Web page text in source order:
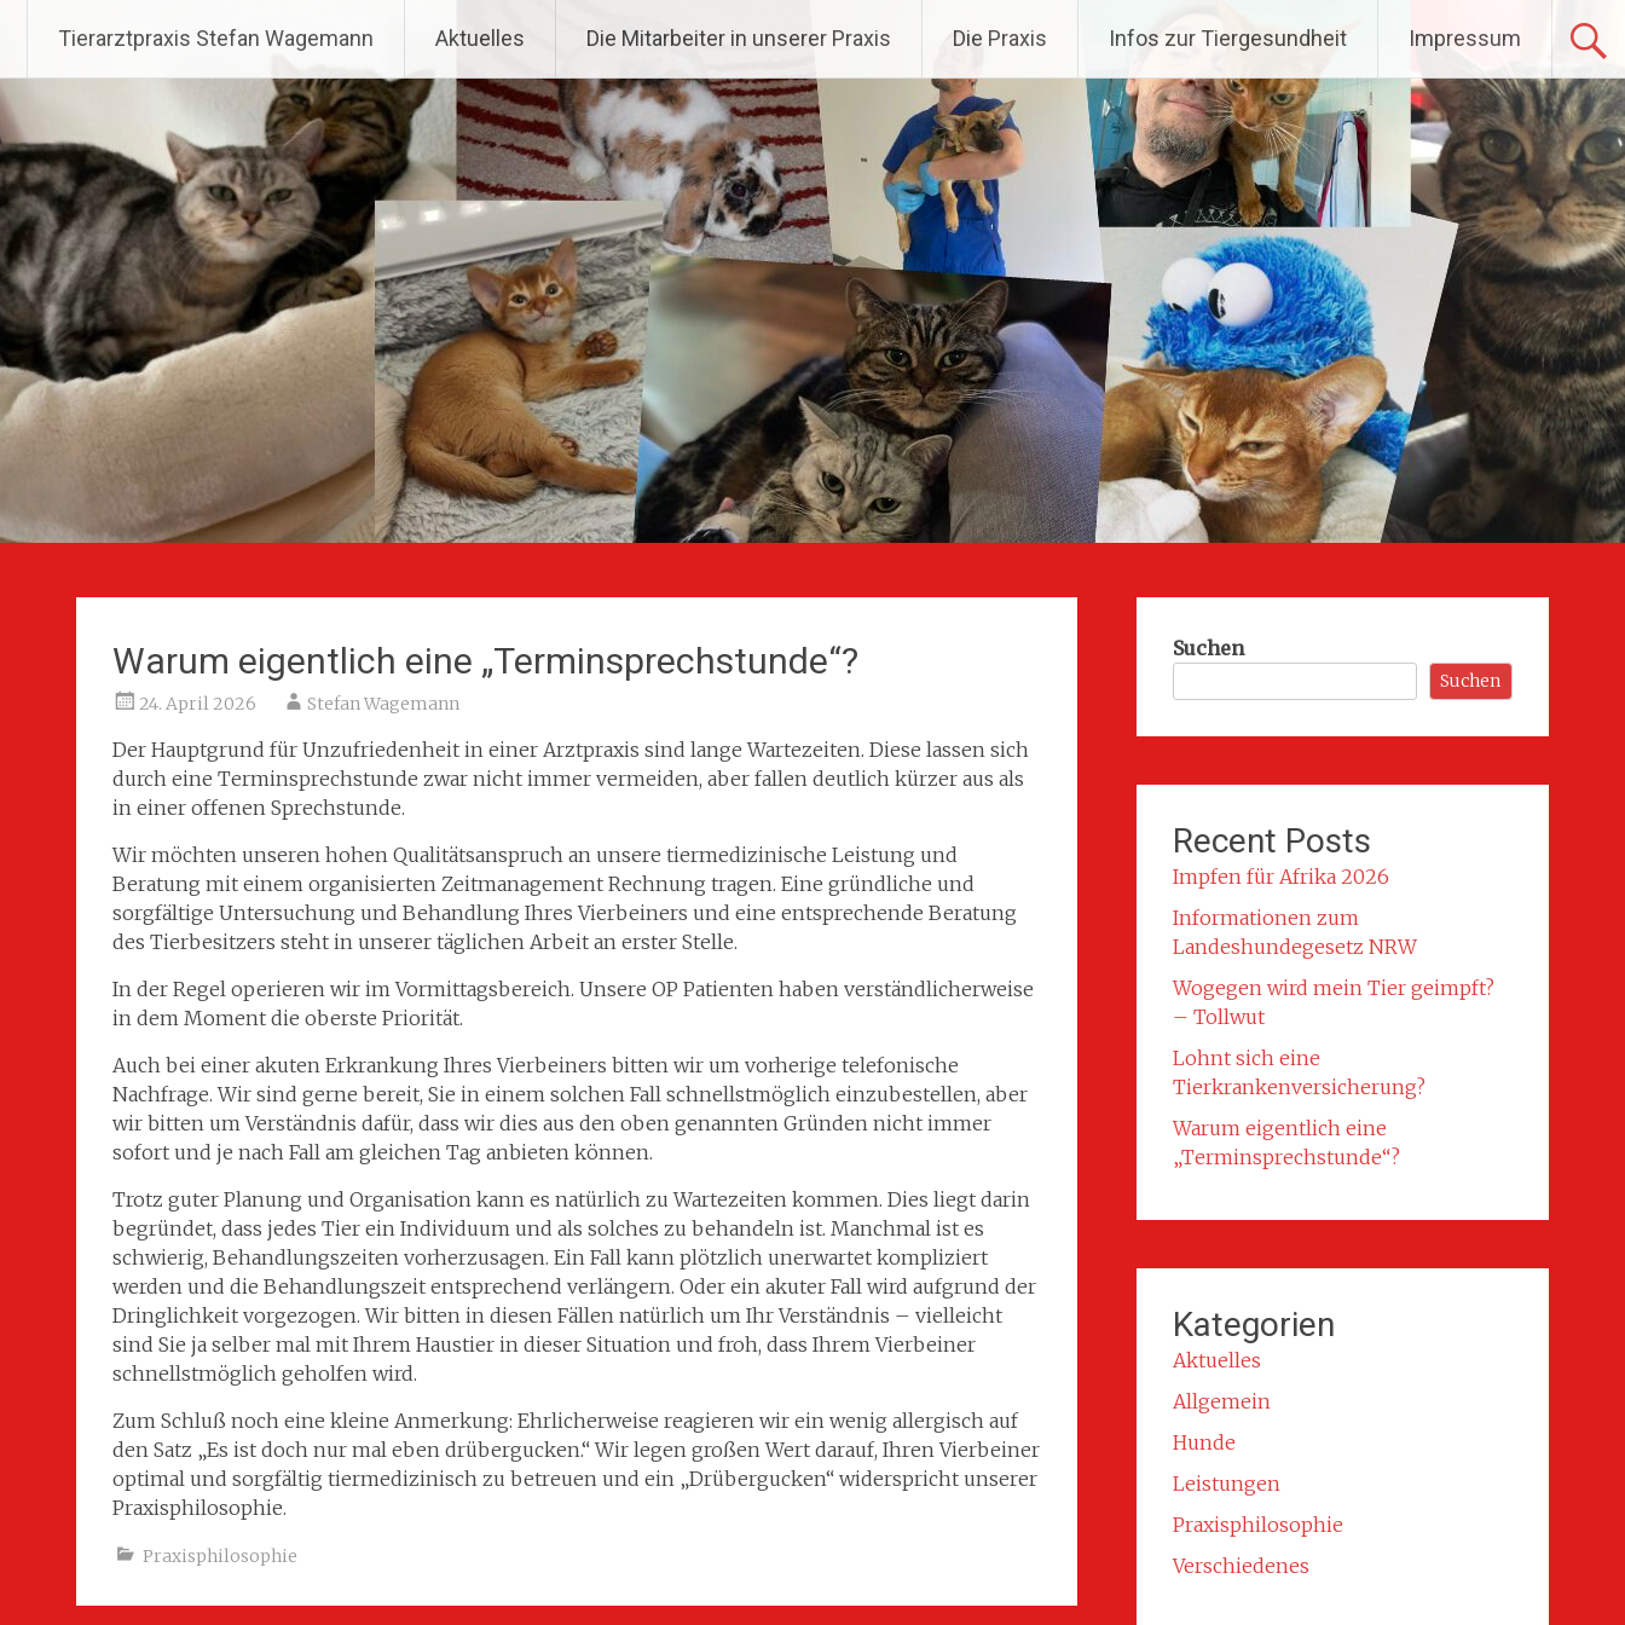
springen
Tierarztpraxis Stefan Wagemann
Tierarztpraxis Stefan Wagemann Aktuelles Die Mitarbeiter in unserer Praxis Die Praxis Infos zur Tiergesundheit Impressum
Warum eigentlich eine „Terminsprechstunde“?
24. April 2026 Stefan Wagemann
Der Hauptgrund für Unzufriedenheit in einer Arztpraxis sind lange Wartezeiten. Diese lassen sich
durch eine Terminsprechstunde zwar nicht immer vermeiden, aber fallen deutlich kürzer aus als
in einer offenen Sprechstunde.
Wir möchten unseren hohen Qualitätsanspruch an unsere tiermedizinische Leistung und
Beratung mit einem organisierten Zeitmanagement Rechnung tragen. Eine gründliche und
sorgfältige Untersuchung und Behandlung Ihres Vierbeiners und eine entsprechende Beratung
des Tierbesitzers steht in unserer täglichen Arbeit an erster Stelle.
In der Regel operieren wir im Vormittagsbereich. Unsere OP Patienten haben verständlicherweise
in dem Moment die oberste Priorität.
Auch bei einer akuten Erkrankung Ihres Vierbeiners bitten wir um vorherige telefonische
Nachfrage. Wir sind gerne bereit, Sie in einem solchen Fall schnellstmöglich einzubestellen, aber
wir bitten um Verständnis dafür, dass wir dies aus den oben genannten Gründen nicht immer
sofort und je nach Fall am gleichen Tag anbieten können.
Trotz guter Planung und Organisation kann es natürlich zu Wartezeiten kommen. Dies liegt darin
begründet, dass jedes Tier ein Individuum und als solches zu behandeln ist. Manchmal ist es
schwierig, Behandlungszeiten vorherzusagen. Ein Fall kann plötzlich unerwartet kompliziert
werden und die Behandlungszeit entsprechend verlängern. Oder ein akuter Fall wird aufgrund der
Dringlichkeit vorgezogen. Wir bitten in diesen Fällen natürlich um Ihr Verständnis – vielleicht
sind Sie ja selber mal mit Ihrem Haustier in dieser Situation und froh, dass Ihrem Vierbeiner
schnellstmöglich geholfen wird.
Zum Schluß noch eine kleine Anmerkung: Ehrlicherweise reagieren wir ein wenig allergisch auf
den Satz „Es ist doch nur mal eben drübergucken.“ Wir legen großen Wert darauf, Ihren Vierbeiner
optimal und sorgfältig tiermedizinisch zu betreuen und ein „Drübergucken“ widerspricht unserer
Praxisphilosophie.
Praxisphilosophie
Suchen
Suchen
Recent Posts
Impfen für Afrika 2026
Informationen zum
Landeshundegesetz NRW
Wogegen wird mein Tier geimpft?
– Tollwut
Lohnt sich eine
Tierkrankenversicherung?
Warum eigentlich eine
„Terminsprechstunde“?
Kategorien
Aktuelles
Allgemein
Hunde
Leistungen
Praxisphilosophie
Verschiedenes